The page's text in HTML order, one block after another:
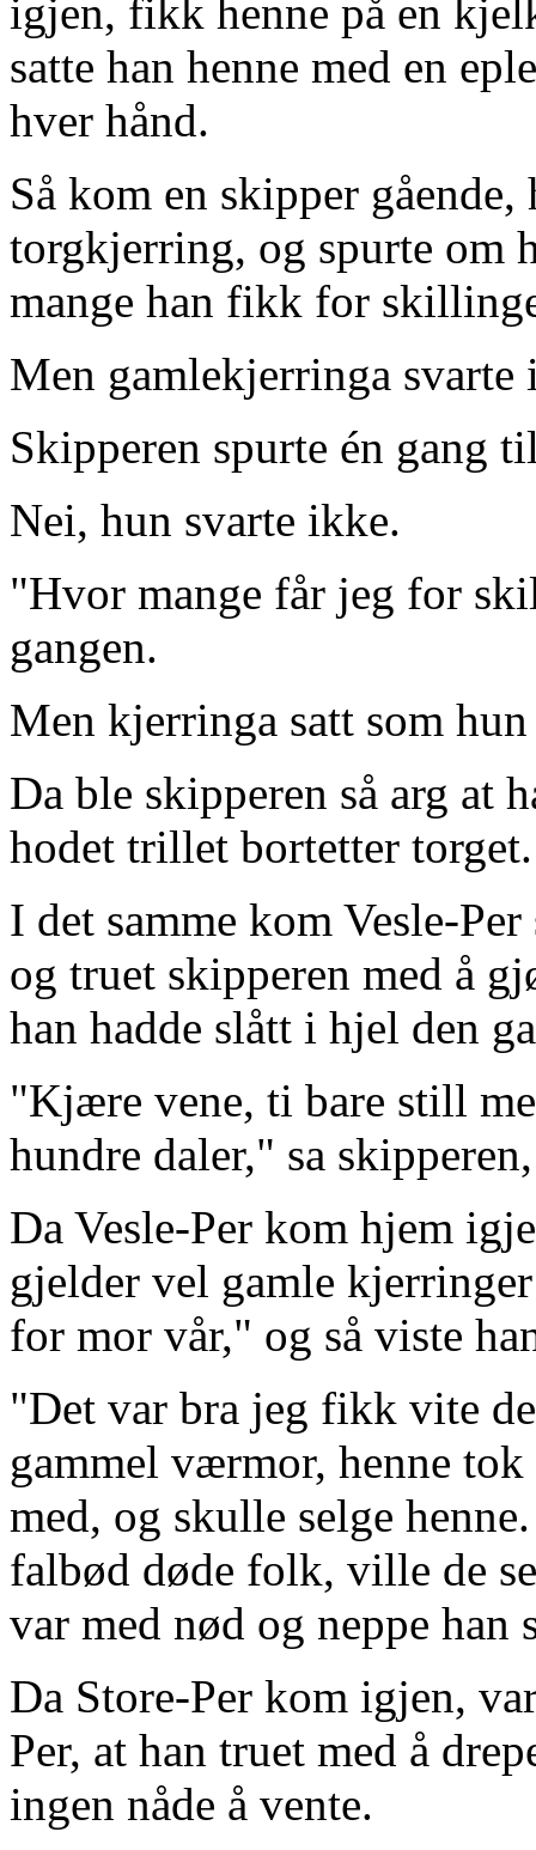
igjen, fikk henne på en
satte han henne med en
hver hånd.
Så kom en skipper
torgkjerring, og spurte om
mange han fikk for
Men gamlekjerringa svarte
Skipperen spurte én gang
Nei, hun svarte ikke.
"Hvor mange får jeg for
gangen.
Men kjerringa satt som
Da ble skipperen så arg at
hodet trillet bortetter torget.
I det samme kom Vesle-
og truet skipperen med å
han hadde slått i hjel den
"Kjære vene, ti bare still
hundre daler," sa
Da Vesle-Per kom hjem
gjelder vel gamle
for mor vår," og så viste
"Det var bra jeg fikk vite
gammel værmor, henne
med, og skulle selge
falbød døde folk, ville de
var med nød og neppe han
Da Store-Per kom igjen,
Per, at han truet med å
ingen nåde å vente.